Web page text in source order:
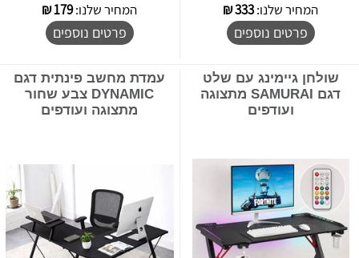
המחיר שלנו:333
₪
פרטים נוספים
המחיר שלנו:179
₪
פרטים נוספים
שולחן גיימינג עם שלט
דגם SAMURAI מתצוגה
ועודפים
עמדת מחשב פינתית דגם
DYNAMIC צבע שחור
מתצוגה ועודפים